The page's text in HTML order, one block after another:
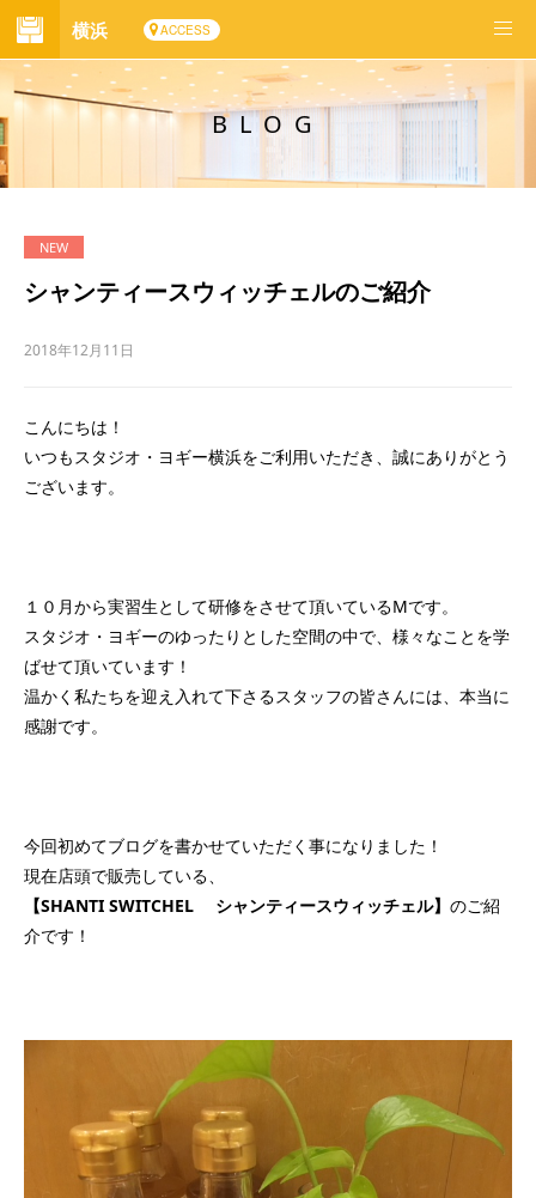
横浜 ACCESS
BLOG
シャンティースウィッチェルのご紹介
2018年12月11日
こんにちは！
いつもスタジオ・ヨギー横浜をご利用いただき、誠にありがとう
ございます。
１０月から実習生として研修をさせて頂いているMです。
スタジオ・ヨギーのゆったりとした空間の中で、様々なことを学
ばせて頂いています！
温かく私たちを迎え入れて下さるスタッフの皆さんには、本当に
感謝です。
今回初めてブログを書かせていただく事になりました！
現在店頭で販売している、
【SHANTI SWITCHEL シャンティースウィッチェル】 のご紹
介です！